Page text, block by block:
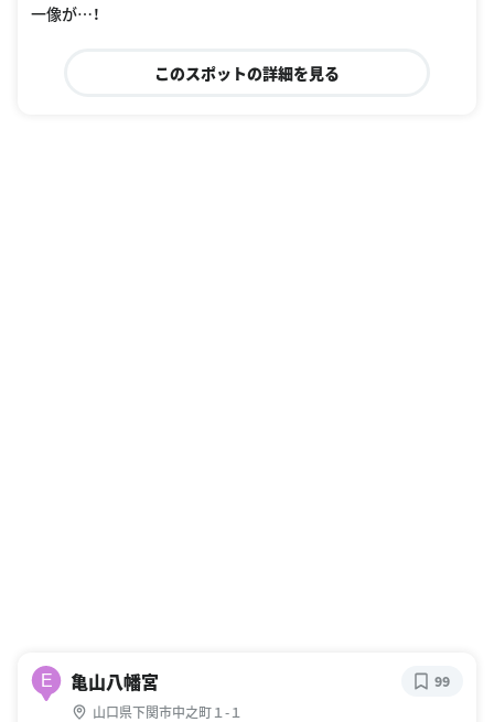
一像が…！
このスポットの詳細を見る
E 亀山八幡宮
山口県下関市中之町１-１
99